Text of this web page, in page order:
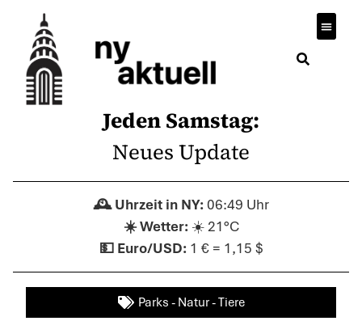
Jeden Samstag:
Neues Update
06:49 Uhr
☀️ 21°C
1 € = 1,15 $
Parks - Natur - Tiere